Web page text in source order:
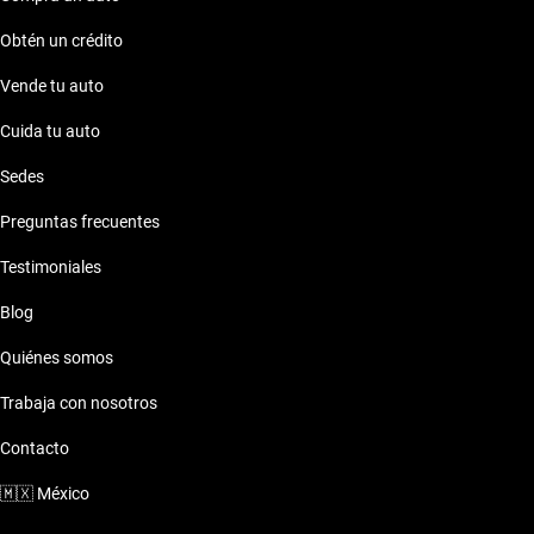
Obtén un crédito
Vende tu auto
Cuida tu auto
Sedes
Preguntas frecuentes
Testimoniales
Blog
Quiénes somos
Trabaja con nosotros
Contacto
🇲🇽 México